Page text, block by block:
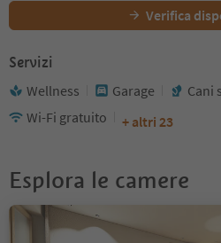
Verifica
Servizi
Wellness Garage
Cani
Wi-Fi gratuito
+ altri 23
Esplora le camere